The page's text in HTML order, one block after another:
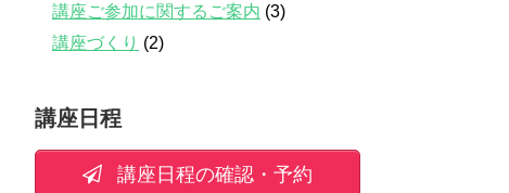
講座ご参加に関するご案内 (3)
講座づくり (2)
講座日程
講座日程の確認・予約